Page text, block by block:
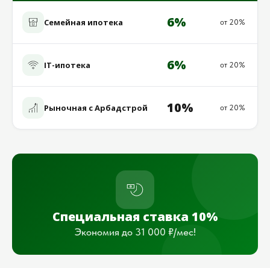
Семейная ипотека 6% от 20%
IT-ипотека 6% от 20%
Рыночная с Арбадстрой 10% от 20%
Специальная ставка 10%
Экономия до 31 000 ₽/мес!